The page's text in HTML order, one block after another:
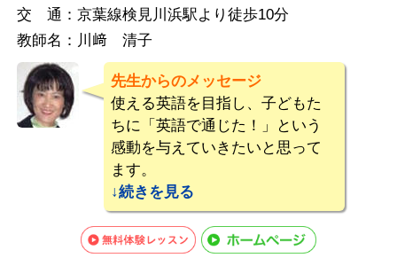
交 通： 京葉線検見川浜駅より徒歩10分
教師名： 川﨑 清子
先生からのメッセージ
使える英語を目指し、子どもた
ちに「英語で通じた！」という
感動を与えていきたいと思って
ます。
続き